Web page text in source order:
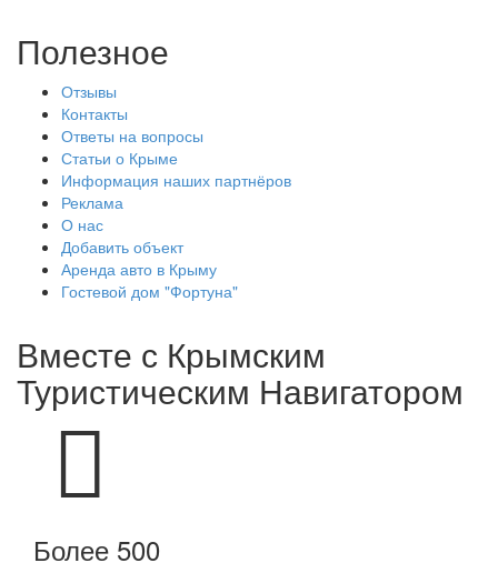
Полезное
Отзывы
Контакты
Ответы на вопросы
Статьи о Крыме
Информация наших партнёров
Реклама
О нас
Добавить объект
Аренда авто в Крыму
Гостевой дом "Фортуна"
Вместе с Крымским
Туристическим Навигатором
Более 500